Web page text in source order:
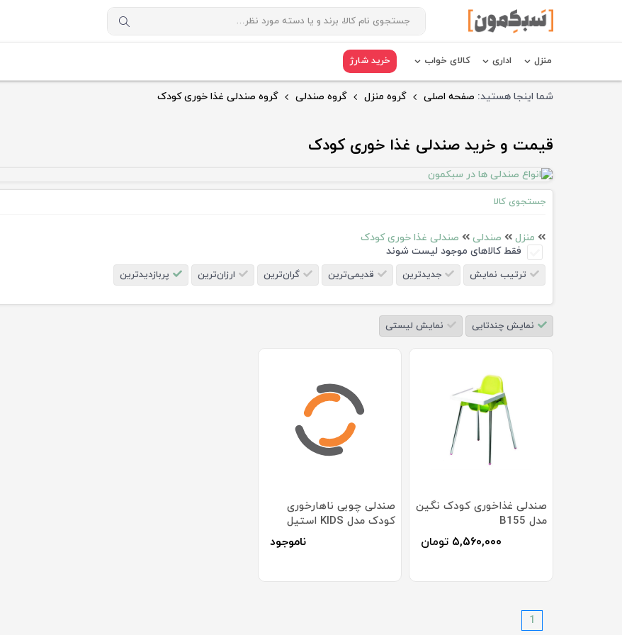
منزل اداری کالای خواب خرید شارژ
شما اینجا هستید: صفحه اصلی گروه منزل گروه صندلی گروه صندلی غذا خوری کودک
قیمت و خرید صندلی غذا خوری کودک
جستجوی کالا
منزل صندلی
صندلی غذا خوری کودک
فقط کالاهای موجود لیست شوند
ترتیب نمایش جدیدترین قدیمی‌ترین گران‌ترین ارزان‌ترین پربازدیدترین
نمایش چندتایی نمایش لیستی
صندلی غذاخوری کودک نگین
مدل B155
۵,۵۶۰,۰۰۰ تومان
صندلی چوبی ناهارخوری
کودک مدل KIDS استیل
ناموجود
1